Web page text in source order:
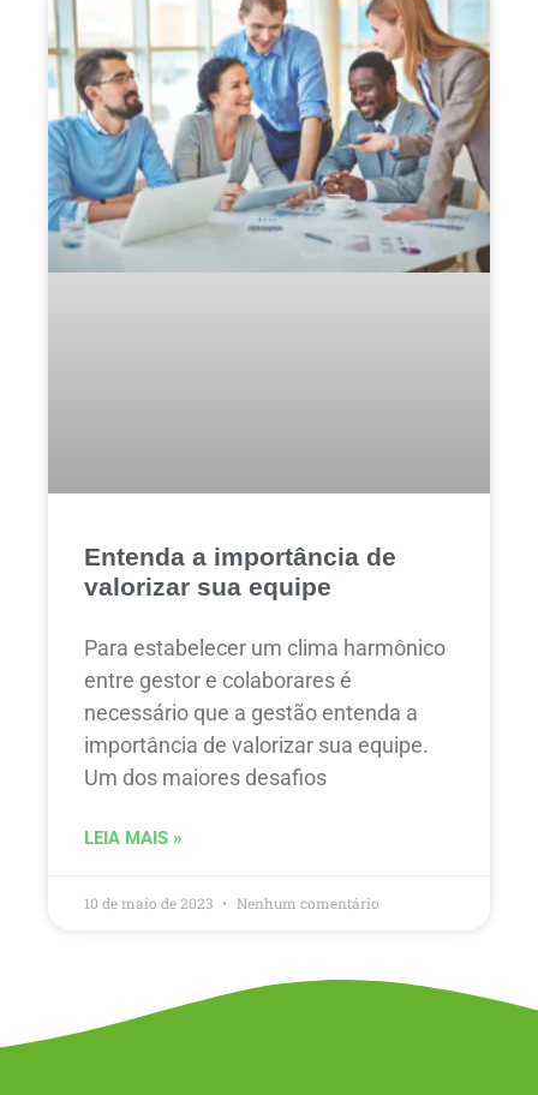
Entenda a importância de
valorizar sua equipe
Para estabelecer um clima harmônico
entre gestor e colaborares é
necessário que a gestão entenda a
importância de valorizar sua equipe.
Um dos maiores desafios
LEIA MAIS »
10 de maio de 2023 Nenhum comentário